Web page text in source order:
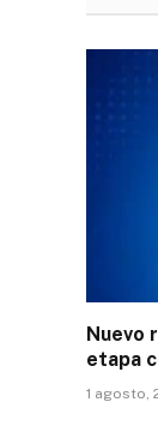
Nuevo
etapa
1 agosto,